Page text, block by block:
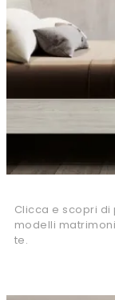
Clicca e scopri di
modelli
te.